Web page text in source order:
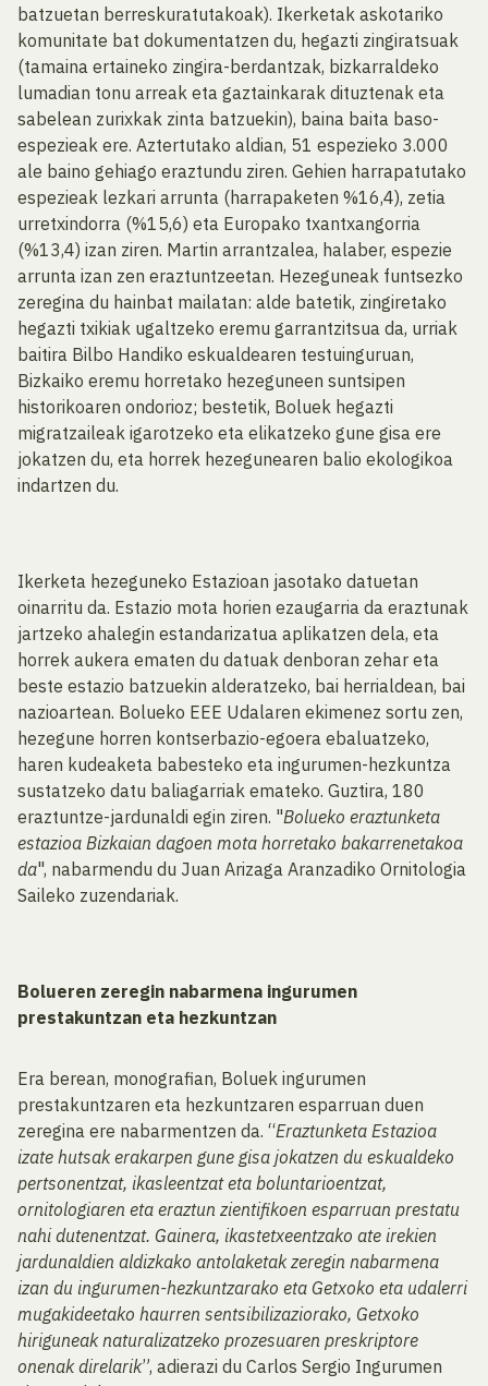
batzuetan berreskuratutakoak). Ikerketak askotariko
komunitate bat dokumentatzen du, hegazti zingiratsuak
(tamaina ertaineko zingira-berdantzak, bizkarraldeko
lumadian tonu arreak eta gaztainkarak dituztenak eta
sabelean zurixkak zinta batzuekin), baina baita baso-
espezieak ere. Aztertutako aldian, 51 espezieko 3.000
ale baino gehiago eraztundu ziren. Gehien harrapatutako
espezieak lezkari arrunta (harrapaketen %16,4), zetia
urretxindorra (%15,6) eta Europako txantxangorria
(%13,4) izan ziren. Martin arrantzalea, halaber, espezie
arrunta izan zen eraztuntzeetan. Hezeguneak funtsezko
zeregina du hainbat mailatan: alde batetik, zingiretako
hegazti txikiak ugaltzeko eremu garrantzitsua da, urriak
baitira Bilbo Handiko eskualdearen testuinguruan,
Bizkaiko eremu horretako hezeguneen suntsipen
historikoaren ondorioz; bestetik, Boluek hegazti
migratzaileak igarotzeko eta elikatzeko gune gisa ere
jokatzen du, eta horrek hezegunearen balio ekologikoa
indartzen du.
Ikerketa hezeguneko Estazioan jasotako datuetan
oinarritu da. Estazio mota horien ezaugarria da eraztunak
jartzeko ahalegin estandarizatua aplikatzen dela, eta
horrek aukera ematen du datuak denboran zehar eta
beste estazio batzuekin alderatzeko, bai herrialdean, bai
nazioartean. Bolueko EEE Udalaren ekimenez sortu zen,
hezegune horren kontserbazio-egoera ebaluatzeko,
haren kudeaketa babesteko eta ingurumen-hezkuntza
sustatzeko datu baliagarriak emateko. Guztira, 180
eraztuntze-jardunaldi egin ziren. "Bolueko eraztunketa
estazioa Bizkaian dagoen mota horretako bakarrenetakoa
da", nabarmendu du Juan Arizaga Aranzadiko Ornitologia
Saileko zuzendariak.
Bolueren zeregin nabarmena ingurumen
prestakuntzan eta hezkuntzan
Era berean, monografian, Boluek ingurumen
prestakuntzaren eta hezkuntzaren esparruan duen
zeregina ere nabarmentzen da. “Eraztunketa Estazioa
izate hutsak erakarpen gune gisa jokatzen du eskualdeko
pertsonentzat, ikasleentzat eta boluntarioentzat,
ornitologiaren eta eraztun zientifikoen esparruan prestatu
nahi dutenentzat. Gainera, ikastetxeentzako ate irekien
jardunaldien aldizkako antolaketak zeregin nabarmena
izan du ingurumen-hezkuntzarako eta Getxoko eta udalerri
mugakideetako haurren sentsibilizaziorako, Getxoko
hiriguneak naturalizatzeko prozesuaren preskriptore
onenak direlarik”, adierazi du Carlos Sergio Ingurumen